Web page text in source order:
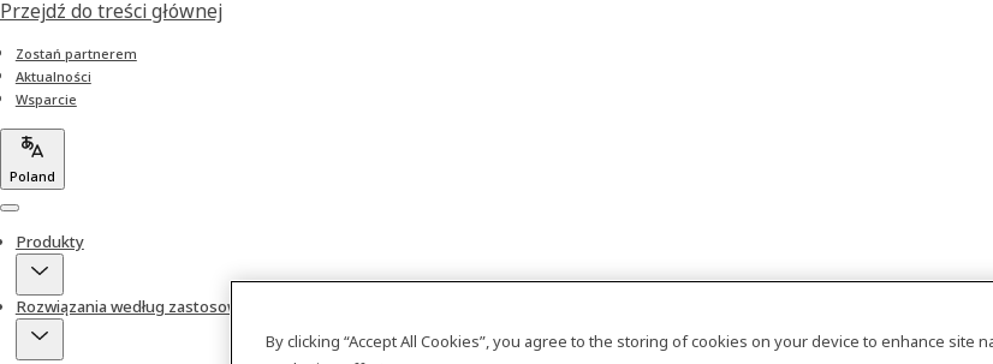
Przejdź do treści głównej
Zostań partnerem
Aktualności
Wsparcie
Poland
Menu
Produkty
Rozwiązania według zastosowań
By clicking “Accept All Cookies”, you agree to the storing of cookies on your device to enhance site